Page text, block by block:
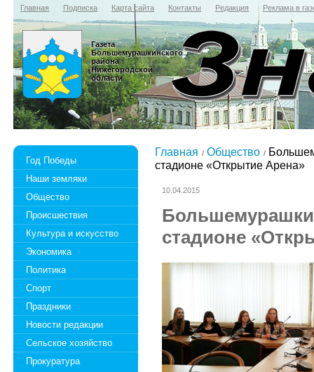
Главная Подписка Карта сайта Контакты Редакция Реклама в
Газета
Большемурашкинского
района
Нижегородской
области
Год Победы
Наши земляки
Общество
Происшествия
Культура и искусство
Экономика
Политика
Спорт
Праздники
Новости редакции
Сельское хозяйство
Прокуратура
Главная Общество
стадионе «Открытие Арена»
10.04.2015
стадионе